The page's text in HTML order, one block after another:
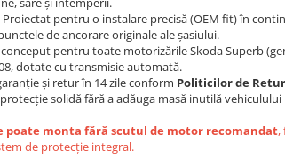
Proiectat pentru o instalare precisă (OEM fit) în
de ancorare originale ale șasiului.
conceput pentru toate motorizările Skoda Superb
dotate cu transmisie automată.
și retur în 14 zile conform Politicilor de
solidă fără a adăuga masă inutilă vehiculului
poate monta fără scutul de motor recomandat,
de protecție integral.